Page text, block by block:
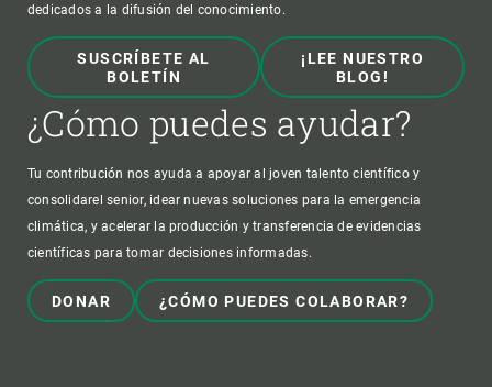
dedicados a la difusión del conocimiento.
SUSCRÍBETE AL
BOLETÍN
¡LEE NUESTRO
BLOG!
¿Cómo puedes ayudar?
Tu contribución nos ayuda a apoyar al joven talento científico y
consolidarel senior, idear nuevas soluciones para la emergencia
climática, y acelerar la producción y transferencia de evidencias
científicas para tomar decisiones informadas.
DONAR ¿CÓMO PUEDES COLABORAR?